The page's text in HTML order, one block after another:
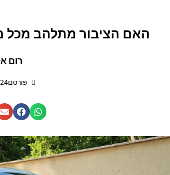
האם הציבור מתלהב מכל
רום
פורסם